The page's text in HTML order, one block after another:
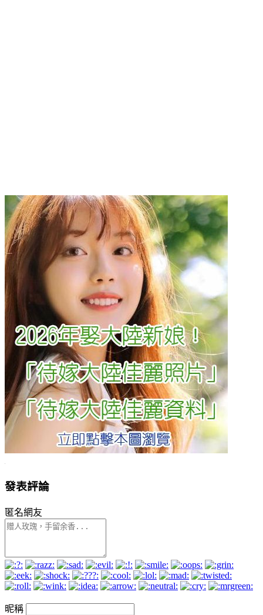
發表評論
匿名網友
昵稱